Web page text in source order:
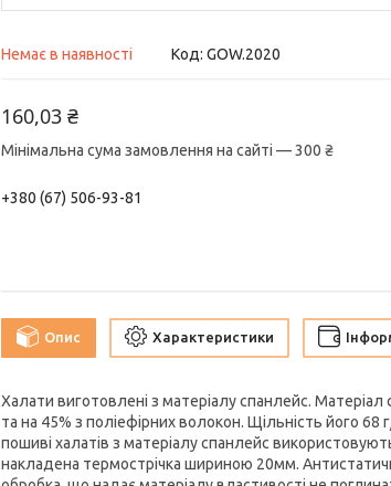
Немає в наявності Код: GOW.2020
160,03 ₴
Мінімальна сума замовлення на сайті — 300 ₴
+380 (67) 506-93-81
Опис Характеристики
Халати виготовлені з матеріалу спанлейс.
та на 45% з поліефірних волокон. Щільність його 68
пошиві халатів з матеріалу спанлейс
накладена термострічка шириною 20мм.